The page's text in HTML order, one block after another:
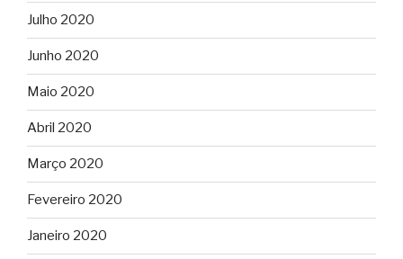
Julho 2020
Junho 2020
Maio 2020
Abril 2020
Março 2020
Fevereiro 2020
Janeiro 2020